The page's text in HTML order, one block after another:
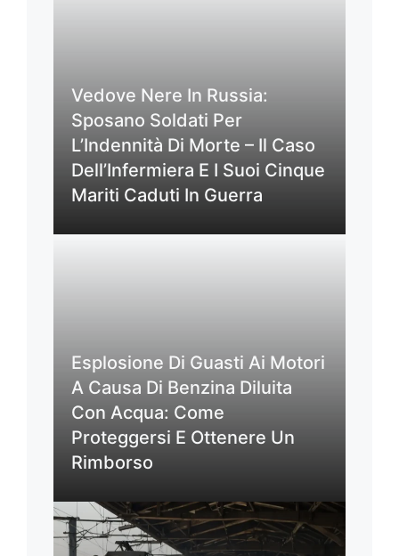
Vedove Nere In Russia:
Sposano Soldati Per
L’Indennità Di Morte – Il Caso
Dell’Infermiera E I Suoi Cinque
Mariti Caduti In Guerra
Esplosione Di Guasti Ai Motori
A Causa Di Benzina Diluita
Con Acqua: Come
Proteggersi E Ottenere Un
Rimborso